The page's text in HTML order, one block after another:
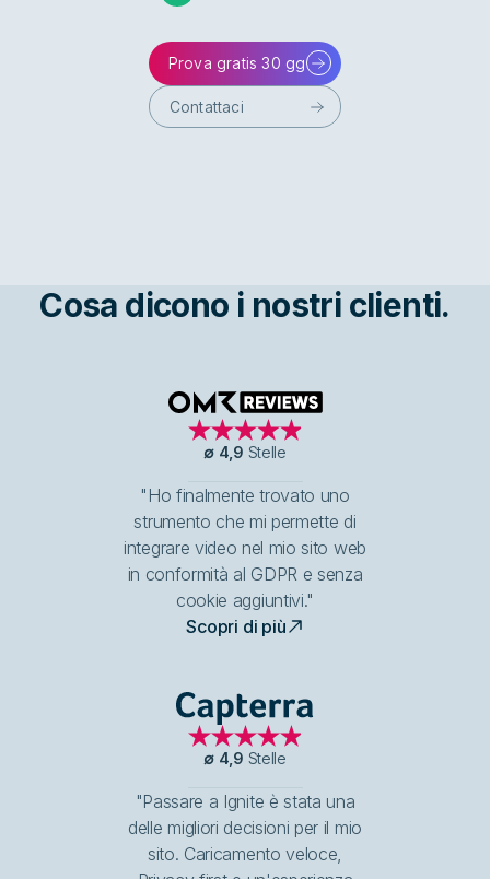
Prova gratis 30 gg
Contattaci
Cosa dicono i nostri clienti.
OMR Reviews
∅ 4,9 Stelle
"Ho finalmente trovato uno
strumento che mi permette di
integrare video nel mio sito web
in conformità al GDPR e senza
cookie aggiuntivi."
Scopri di più
Capterra
∅ 4,9 Stelle
"Passare a Ignite è stata una
delle migliori decisioni per il mio
sito. Caricamento veloce,